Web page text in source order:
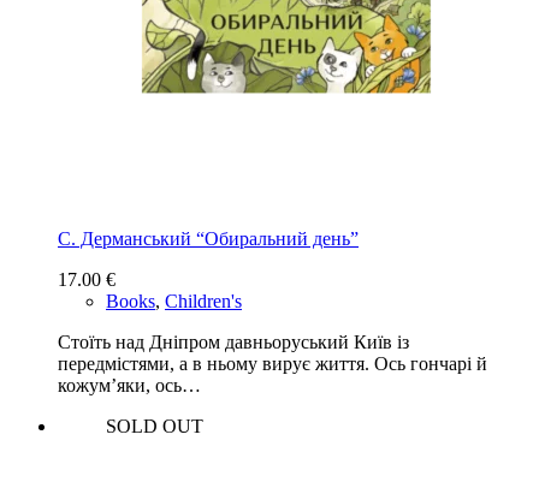
С. Дерманський “Обиральний день”
17.00 €
Books, Children's
Стоїть над Дніпром давньоруський Київ із
передмістями, а в ньому вирує життя. Ось гончарі й
кожум’яки, ось…
SOLD OUT